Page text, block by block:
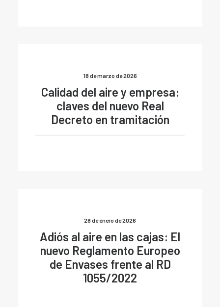
18 de marzo de 2026
Calidad del aire y empresa:
claves del nuevo Real
Decreto en tramitación
28 de enero de 2026
Adiós al aire en las cajas: El
nuevo Reglamento Europeo
de Envases frente al RD
1055/2022